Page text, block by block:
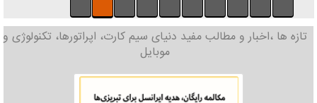
تازه ها ،اخبار و مطالب مفید دنیای سیم کارت، اپراتورها، تکنولوژی و
موبایل